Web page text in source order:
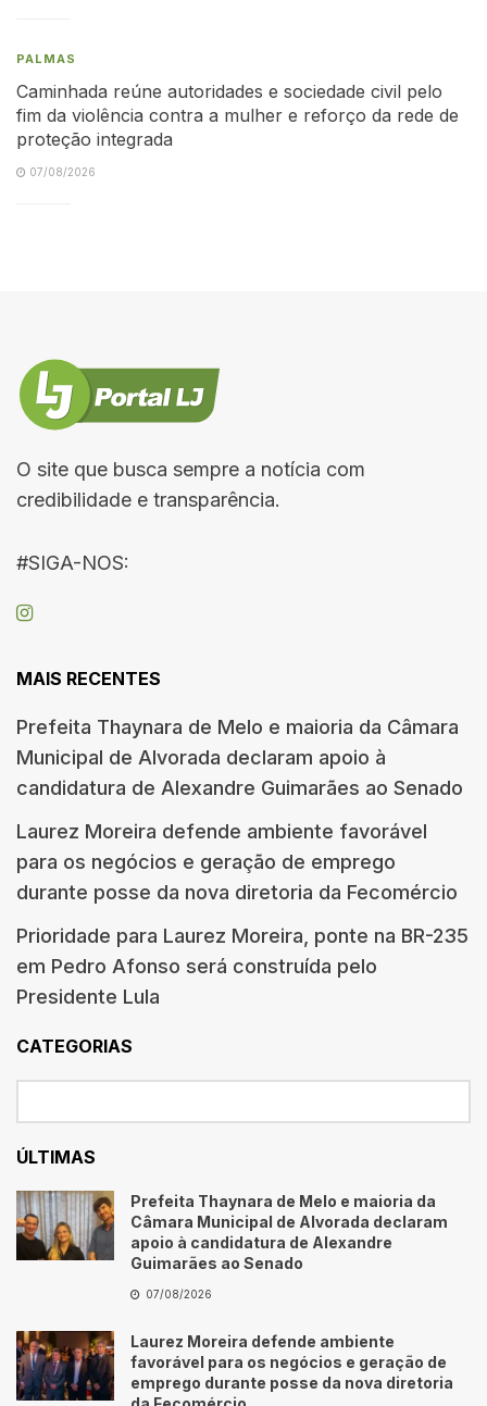
PALMAS
Caminhada reúne autoridades e sociedade civil pelo
fim da violência contra a mulher e reforço da rede de
proteção integrada
07/08/2026
O site que busca sempre a notícia com
credibilidade e transparência.
#SIGA-NOS:
MAIS RECENTES
Prefeita Thaynara de Melo e maioria da Câmara
Municipal de Alvorada declaram apoio à
candidatura de Alexandre Guimarães ao Senado
Laurez Moreira defende ambiente favorável
para os negócios e geração de emprego
durante posse da nova diretoria da Fecomércio
Prioridade para Laurez Moreira, ponte na BR-235
em Pedro Afonso será construída pelo
Presidente Lula
CATEGORIAS
ÚLTIMAS
Prefeita Thaynara de Melo e maioria da
Câmara Municipal de Alvorada declaram
apoio à candidatura de Alexandre
Guimarães ao Senado
07/08/2026
Laurez Moreira defende ambiente
favorável para os negócios e geração de
emprego durante posse da nova diretoria